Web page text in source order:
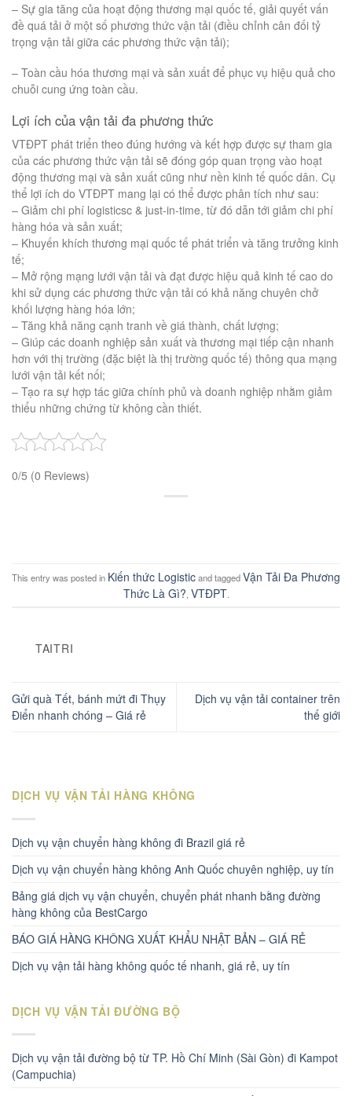
– Sự gia tăng của hoạt động thương mại quốc tế, giải quyết vấn
đề quá tải ở một số phương thức vận tải (điều chỉnh cân đối tỷ
trọng vận tải giữa các phương thức vận tải);
– Toàn cầu hóa thương mại và sản xuất để phục vụ hiệu quả cho
chuỗi cung ứng toàn cầu.
Lợi ích của vận tải đa phương thức
VTĐPT phát triển theo đúng hướng và kết hợp được sự tham gia
của các phương thức vận tải sẽ đóng góp quan trọng vào hoạt
động thương mại và sản xuất cũng như nền kinh tế quốc dân. Cụ
thể lợi ích do VTĐPT mang lại có thể được phân tích như sau:
– Giảm chi phí logisticsc & just-in-time, từ đó dẫn tới giảm chi phí
hàng hóa và sản xuất;
– Khuyến khích thương mại quốc tế phát triển và tăng trưởng kinh
tế;
– Mở rộng mạng lưới vận tải và đạt được hiệu quả kinh tế cao do
khi sử dụng các phương thức vận tải có khả năng chuyên chở
khối lượng hàng hóa lớn;
– Tăng khả năng cạnh tranh về giá thành, chất lượng;
– Giúp các doanh nghiệp sản xuất và thương mại tiếp cận nhanh
hơn với thị trường (đặc biệt là thị trường quốc tế) thông qua mạng
lưới vận tải kết nối;
– Tạo ra sự hợp tác giữa chính phủ và doanh nghiệp nhằm giảm
thiểu những chứng từ không cần thiết.
0/5 (0 Reviews)
This entry was posted in Kiến thức Logisticand taggedVận Tải Đa Phương
Thức Là Gì? VTĐPT.
TAITRI
Gửi quà Tết, bánh mứt đi Thụy
Điển nhanh chóng – Giá rẻ
Dịch vụ vận tải container trên
thế giới
DỊCH VỤ VẬN TẢI HÀNG KHÔNG
Dịch vụ vận chuyển hàng không đi Brazil giá rẻ
Dịch vụ vận chuyển hàng không Anh Quốc chuyên nghiệp, uy tín
Bảng giá dịch vụ vận chuyển, chuyển phát nhanh bằng đường
hàng không của BestCargo
BÁO GIÁ HÀNG KHÔNG XUẤT KHẨU NHẬT BẢN – GIÁ RẺ
Dịch vụ vận tải hàng không quốc tế nhanh, giá rẻ, uy tín
DỊCH VỤ VẬN TẢI ĐƯỜNG BỘ
Dịch vụ vận tải đường bộ từ TP. Hồ Chí Minh (Sài Gòn) đi Kampot
(Campuchia)